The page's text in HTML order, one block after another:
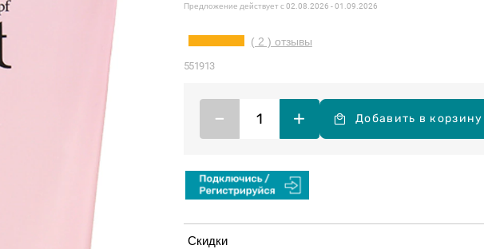
Предложение действует с02.08.2026 - 01.09.2026
( 2 ) отзывы
551913
– + Добавить в корзину
Скидки